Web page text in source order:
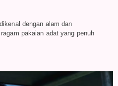
dengan alam dan
pakaian adat yang penuh